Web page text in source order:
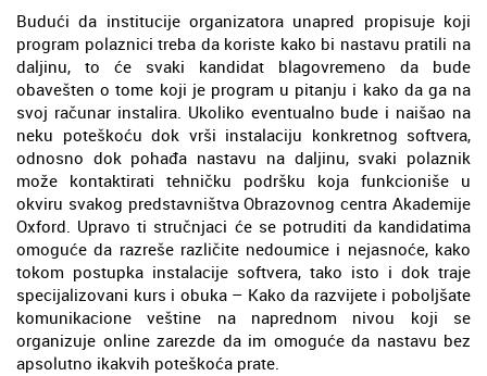
Budući da institucije organizatora unapred propisuje koji
program polaznici treba da koriste kako bi nastavu pratili na
daljinu, to će svaki kandidat blagovremeno da bude
obavešten o tome koji je program u pitanju i kako da ga na
svoj računar instalira. Ukoliko eventualno bude i naišao na
neku poteškoću dok vrši instalaciju konkretnog softvera,
odnosno dok pohađa nastavu na daljinu, svaki polaznik
može kontaktirati tehničku podršku koja funkcioniše u
okviru svakog predstavništva Obrazovnog centra Akademije
Oxford. Upravo ti stručnjaci će se potruditi da kandidatima
omoguće da razreše različite nedoumice i nejasnoće, kako
tokom postupka instalacije softvera, tako isto i dok traje
specijalizovani kurs i obuka – Kako da razvijete i poboljšate
komunikacione veštine na naprednom nivou koji se
organizuje online zarezde da im omoguće da nastavu bez
apsolutno ikakvih poteškoća prate.